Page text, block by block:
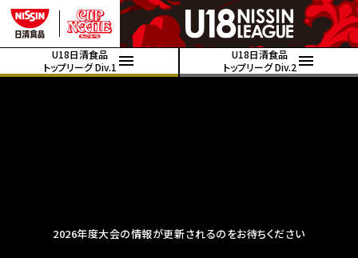
U18日清食品
トップリーグ Div.1
U18日清食品
トップリーグ Div.2
2026年度大会の情報が更新されるのをお待ちください